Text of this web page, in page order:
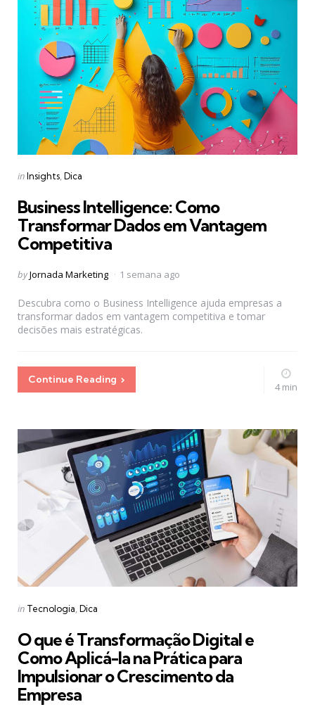
Categories
Posted
inInsights Dica
Business Intelligence: Como
Transformar Dados em Vantagem
Competitiva
Posted
byJornada Marketing 1 semana ago
Descubra como o Business Intelligence ajuda empresas a
transformar dados em vantagem competitiva e tomar
decisões mais estratégicas.
Continue Reading
4 min
Categories
Posted
in Tecnologia Dica
O que é Transformação Digital e
Como Aplicá-la na Prática para
Impulsionar o Crescimento da
Empresa